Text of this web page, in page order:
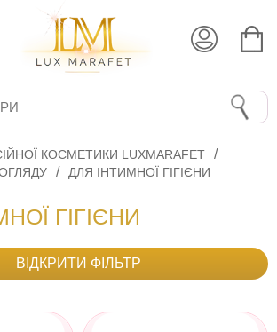
КОСМЕТИКИ LUXMARAFET
ДЛЯ ІНТИМНОЇ ГІГІЄНИ
ГІГІЄНИ
ВІДКРИТИ ФІЛЬТР